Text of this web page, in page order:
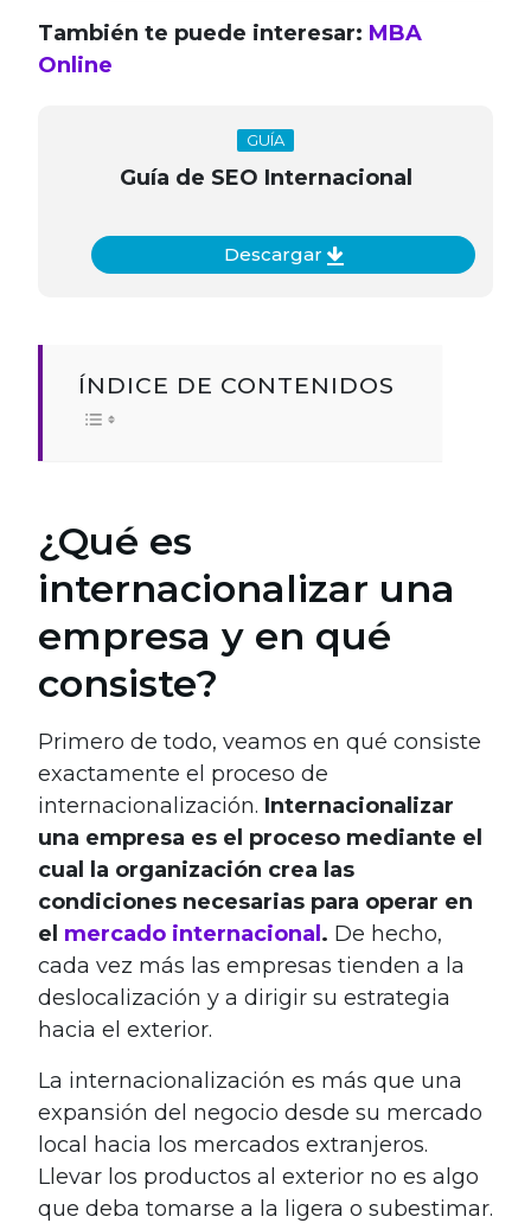
También te puede interesar: MBA
Online
GUÍA
Guía de SEO Internacional
Descargar
ÍNDICE DE CONTENIDOS
¿Qué es
internacionalizar una
empresa y en qué
consiste?
Primero de todo, veamos en qué consiste
exactamente el proceso de
internacionalización. Internacionalizar
una empresa es el proceso mediante el
cual la organización crea las
condiciones necesarias para operar en
el mercado internacional . De hecho,
cada vez más las empresas tienden a la
deslocalización y a dirigir su estrategia
hacia el exterior.
La internacionalización es más que una
expansión del negocio desde su mercado
local hacia los mercados extranjeros.
Llevar los productos al exterior no es algo
que deba tomarse a la ligera o subestimar.